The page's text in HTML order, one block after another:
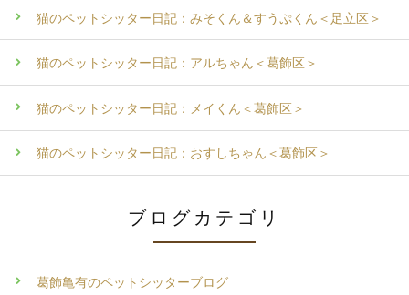
猫のペットシッター日記：みそくん＆すうぷくん＜足立区＞
猫のペットシッター日記：アルちゃん＜葛飾区＞
猫のペットシッター日記：メイくん＜葛飾区＞
猫のペットシッター日記：おすしちゃん＜葛飾区＞
ブログカテゴリ
葛飾亀有のペットシッターブログ